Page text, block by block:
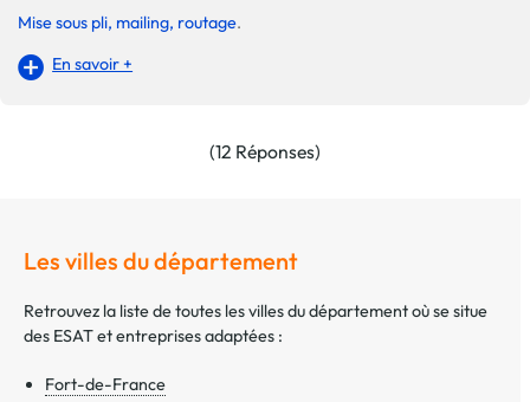
Mise sous pli, mailing, routage.
En savoir +
(12 Réponses)
Les villes du département
Retrouvez la liste de toutes les villes du département où se situe
des ESAT et entreprises adaptées :
Fort-de-France